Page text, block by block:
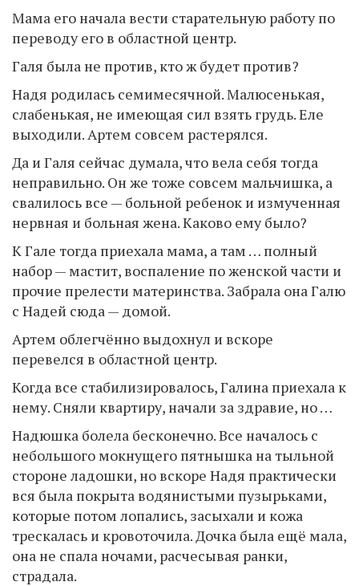
Мама его начала вести старательную работу по
переводу его в областной центр.
Галя была не против, кто ж будет против?
Надя родилась семимесячной. Малюсенькая,
слабенькая, не имеющая сил взять грудь. Еле
выходили. Артем совсем растерялся.
Да и Галя сейчас думала, что вела себя тогда
неправильно. Он же тоже совсем мальчишка, а
свалилось все — больной ребенок и измученная
нервная и больная жена. Каково ему было?
К Гале тогда приехала мама, а там … полный
набор — мастит, воспаление по женской части и
прочие прелести материнства. Забрала она Галю
с Надей сюда — домой.
Артем облегчённо выдохнул и вскоре
перевелся в областной центр.
Когда все стабилизировалось, Галина приехала к
нему. Сняли квартиру, начали за здравие, но …
Надюшка болела бесконечно. Все началось с
небольшого мокнущего пятнышка на тыльной
стороне ладошки, но вскоре Надя практически
вся была покрыта водянистыми пузырьками,
которые потом лопались, засыхали и кожа
трескалась и кровоточила. Дочка была ещё мала,
она не спала ночами, расчесывая ранки,
страдала.